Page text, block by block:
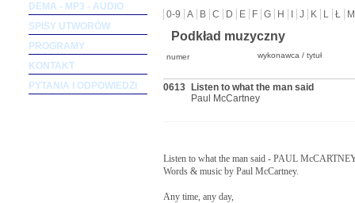
0-9 A B C D E F G H J K L Ł M
Podkład muzyczny
numer wykonawca / tytuł
0613
Listen to what the man said
Paul McCartney
Listen to what the man said - PAUL
Words & music by Paul McCartney.
Any time, any day,
DEMA - MP3 - AUDIO
SPISY UTWORÓW
PROGRAMY
KONTAKT
PYTANIA I ODPOWIEDZI